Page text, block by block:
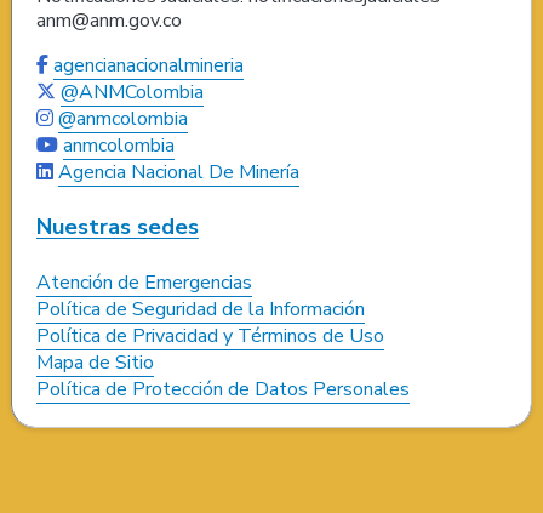
anm@anm.gov.co
agencianacionalmineria
@ANMColombia
@anmcolombia
anmcolombia
Agencia Nacional De Minería
Nuestras sedes
Atención de Emergencias
Política de Seguridad de la Información
Política de Privacidad y Términos de Uso
Mapa de Sitio
Política de Protección de Datos Personales